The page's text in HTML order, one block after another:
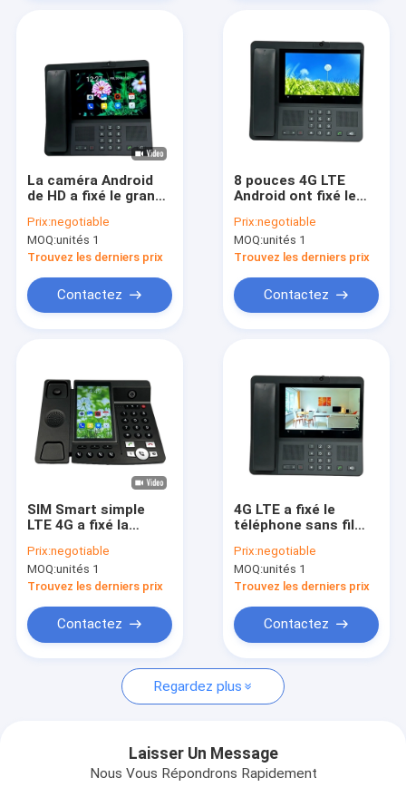
Produits
Au sujet de nous
Visite d'usine
Nouvelles
Shopping
Android a fixé le téléphone sans fil
4G a fixé le téléphone sans fil
La caméra Android
de HD a fixé le grand
de téléphone sans fil
Prix:negotiable
MOQ:unités 1
Trouvez les derniers prix
Contactez
8 pouces 4G LTE
Android ont fixé le
sans fil Li Ion Battery
Keypad Number
Prix:negotiable
MOQ:unités 1
Trouvez les derniers prix
Contactez
SIM Smart simple
LTE 4G a fixé la
Liion de ligne
terrestre
Prix:negotiable
MOQ:unités 1
Trouvez les derniers prix
Contactez
4G LTE a fixé le
téléphone sans fil
stockage de bande
de point névralgique
Prix:negotiable
MOQ:unités 1
Trouvez les derniers prix
Contactez
Regardez plus
Laisser Un Message
Nous Vous Répondrons Rapidement